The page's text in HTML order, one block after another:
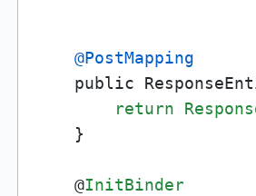
@PostMapping
public
return
    }
    @
InitBinder